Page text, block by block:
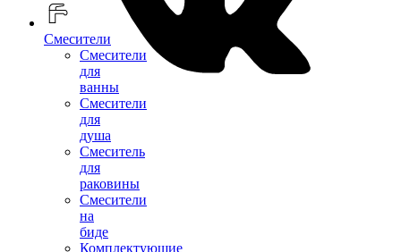
Смесители
Смесители
для
ванны
Смесители
для
душа
Смеситель
для
раковины
Смесители
на
биде
Комплектующие